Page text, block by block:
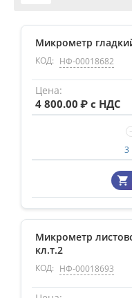
₽ с НДС
Микрометр
КОД: НФ-00018682
4 800.00 ₽ с НДС
−
3
Микрометр
кл.т.2
КОД: НФ-00018693